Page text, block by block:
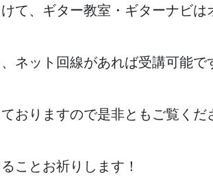
て、ギター教室・ギターナビは
ネット回線があれば受講可能で
おりますので是非ともご覧くだ
ことお祈りします！